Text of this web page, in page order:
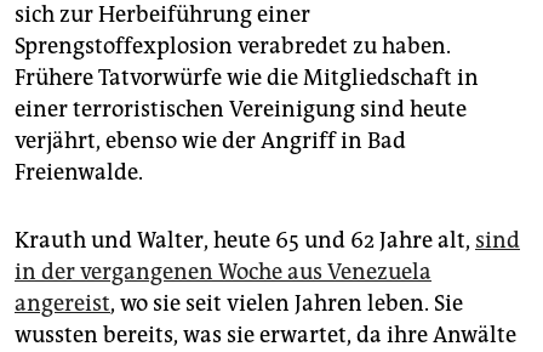
sich zur Herbeiführung einer
Sprengstoffexplosion verabredet zu haben.
Frühere Tatvorwürfe wie die Mitgliedschaft in
einer terroristischen Vereinigung sind heute
verjährt, ebenso wie der Angriff in Bad
Freienwalde.
Krauth und Walter, heute 65 und 62 Jahre alt, sind
in der vergangenen Woche aus Venezuela
angereist, wo sie seit vielen Jahren leben. Sie
wussten bereits, was sie erwartet, da ihre Anwälte